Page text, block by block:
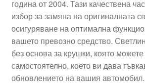
година от 2004. Тази качествена
избор за замяна на оригиналната
осигуряване на оптимална
вашето превозно средство.
без основа за крушки, която
самостоятелно, което ви дава
обновлението на вашия автомобил.